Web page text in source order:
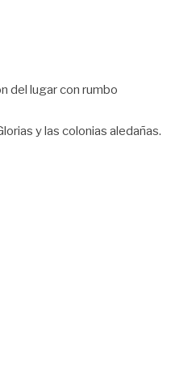
del lugar con rumbo
y las colonias aledañas.